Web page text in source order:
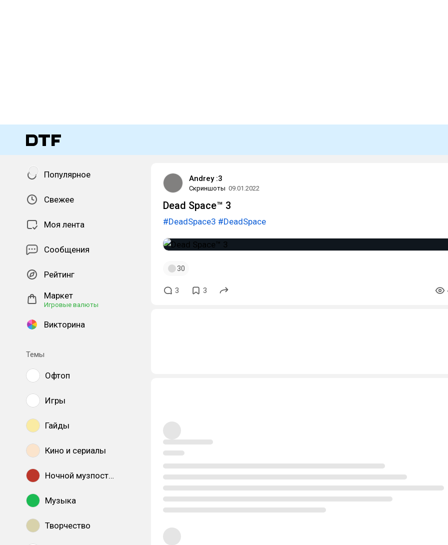
Популярное
Свежее
Моя лента
Сообщения
Рейтинг
Маркет
Игровые валюты
Викторина
Темы
Офтоп
Игры
Гайды
Кино и сериалы
Ночной музпостинг
Музыка
Творчество
Andrey :3
Скриншоты 09.01.2022
Dead Space™ 3
#DeadSpace3 #DeadSpace
30
3 3